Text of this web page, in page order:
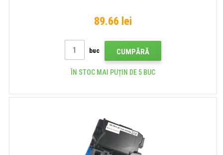
89.66 lei
buc CUMPĂRĂ
ÎN STOC MAI PUȚIN DE 5 BUC